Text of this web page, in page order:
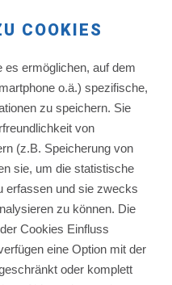
COOKIES
es ermöglichen, auf dem
o.ä.) spezifische,
zu speichern. Sie
von
(z.B. Speicherung von
sie, um die statistische
erfassen und sie zwecks
zu können. Die
Cookies Einfluss
eine Option mit der
oder komplett